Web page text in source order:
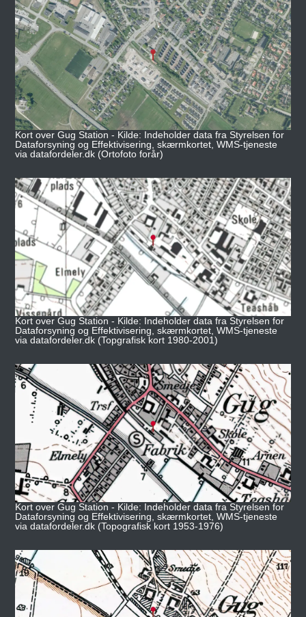
Kort over Gug Station - Kilde: Indeholder data fra Styrelsen for
Dataforsyning og Effektivisering, skærmkortet, WMS-tjeneste
via datafordeler.dk (Ortofoto forår)
Kort over Gug Station - Kilde: Indeholder data fra Styrelsen for
Dataforsyning og Effektivisering, skærmkortet, WMS-tjeneste
via datafordeler.dk (Topgrafisk kort 1980-2001)
Kort over Gug Station - Kilde: Indeholder data fra Styrelsen for
Dataforsyning og Effektivisering, skærmkortet, WMS-tjeneste
via datafordeler.dk (Topografisk kort 1953-1976)